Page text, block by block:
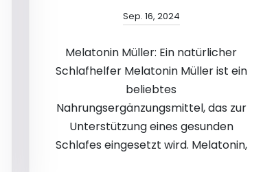
Sep. 16, 2024
Melatonin Müller: Ein natürlicher
Schlafhelfer Melatonin Müller ist ein
beliebtes
Nahrungsergänzungsmittel, das zur
Unterstützung eines gesunden
Schlafes eingesetzt wird. Melatonin,